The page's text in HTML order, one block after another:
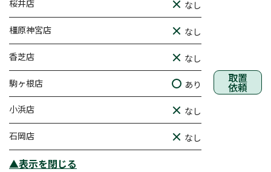
桜井店 なし
橿原神宮店 なし
香芝店 なし
駒ヶ根店 あり 取置
依頼
小浜店 なし
石岡店 なし
▲表示を閉じる